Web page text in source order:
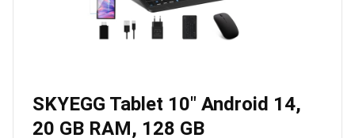
SKYEGG Tablet 10″ Android 14,
20 GB RAM, 128 GB